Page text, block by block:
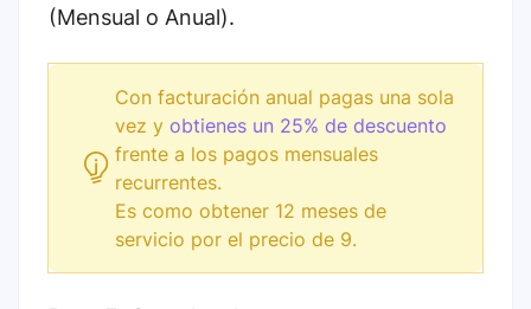
(Mensual o Anual).
Con facturación anual pagas una sola
vez y obtienes un 25% de descuento
frente a los pagos mensuales
recurrentes.
Es como obtener 12 meses de
servicio por el precio de 9.